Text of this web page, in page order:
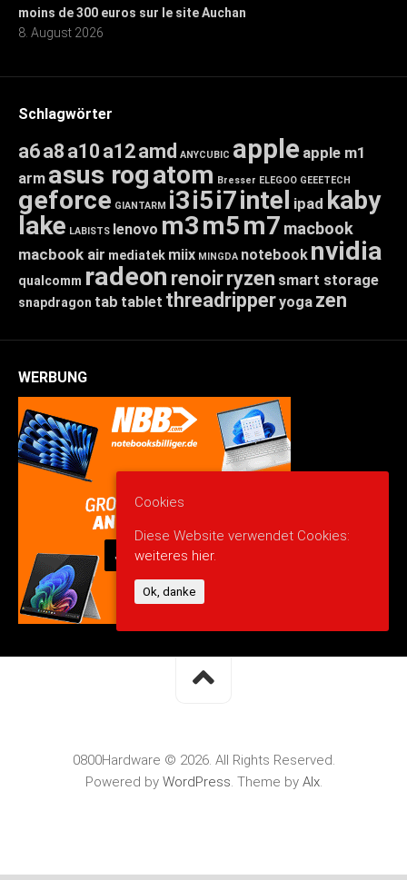
moins de 300 euros sur le site Auchan
8. August 2026
Schlagwörter
a6a8 a10 a12amd ANYCUBIC apple apple m1
arm asus rogatom Bresser ELEGOO GEEETECH
geforce GIANTARM i3i5i7intel ipad kaby
lake LABISTS lenovo m3m5m7 macbook
macbook air mediatek miix MINGDA notebook nvidia
qualcomm radeon renoirryzen smart storage
snapdragon tab tablet threadripperyoga zen
WERBUNG
0800Hardware © 2026. All Rights Reserved.
Powered by WordPress. Theme by Alx.
Cookies
Diese Website verwendet Cookies:
weiteres hier.
Ok, danke